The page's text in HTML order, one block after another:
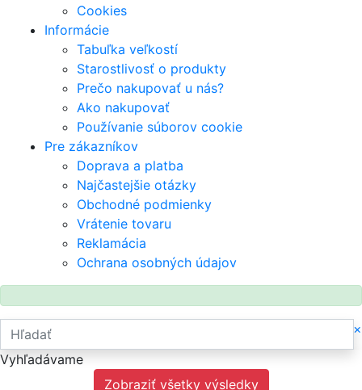
Cookies
Informácie
Tabuľka veľkostí
Starostlivosť o produkty
Prečo nakupovať u nás?
Ako nakupovať
Používanie súborov cookie
Pre zákazníkov
Doprava a platba
Najčastejšie otázky
Obchodné podmienky
Vrátenie tovaru
Reklamácia
Ochrana osobných údajov
×
Vyhľadávame
Zobraziť všetky výsledky